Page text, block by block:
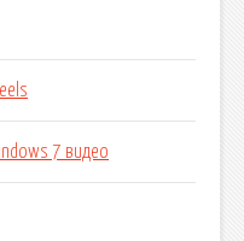
7 видео